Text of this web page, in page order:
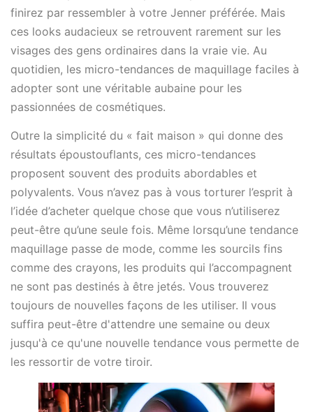
finirez par ressembler à votre Jenner préférée. Mais
ces looks audacieux se retrouvent rarement sur les
visages des gens ordinaires dans la vraie vie. Au
quotidien, les micro-tendances de maquillage faciles à
adopter sont une véritable aubaine pour les
passionnées de cosmétiques.
Outre la simplicité du « fait maison » qui donne des
résultats époustouflants, ces micro-tendances
proposent souvent des produits abordables et
polyvalents. Vous n’avez pas à vous torturer l’esprit à
l’idée d’acheter quelque chose que vous n’utiliserez
peut-être qu’une seule fois. Même lorsqu’une tendance
maquillage passe de mode, comme les sourcils fins
comme des crayons, les produits qui l’accompagnent
ne sont pas destinés à être jetés. Vous trouverez
toujours de nouvelles façons de les utiliser. Il vous
suffira peut-être d'attendre une semaine ou deux
jusqu'à ce qu'une nouvelle tendance vous permette de
les ressortir de votre tiroir.